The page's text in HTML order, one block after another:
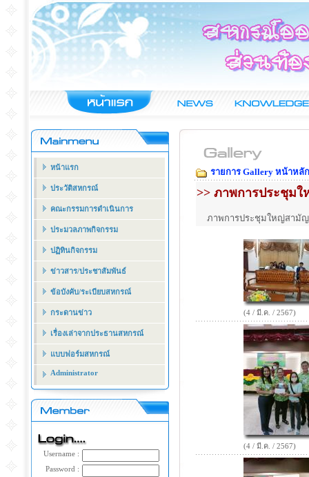
หน้าแรก
ประวัติสหกรณ์
คณะกรรมการดำเนินการ
ประมวลภาพกิจกรรม
ปฏิทินกิจกรรม
ข่าวสาร/ประชาสัมพันธ์
ข้อบังคับ/ระเบียบสหกรณ์
กระดานข่าว
เรื่องเล่าจากประธานสหกรณ์
แบบฟอร์มสหกรณ์
Administrator
Username :
Password :
รายการ Gallery หน้าหลัก
>> ภาพการประชุม
ภาพการประชุมใหญ่สามัญ
(4 / มี.ค. / 2567)
(4 / มี.ค. / 2567)